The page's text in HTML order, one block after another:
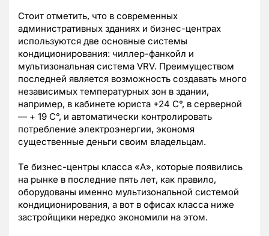
Стоит отметить, что в современных
административных зданиях и бизнес-центрах
используются две основные системы
кондиционирования: чиллер-фанкойл и
мультизональная система VRV. Преимуществом
последней является возможность создавать много
независимых температурных зон в здании,
например, в кабинете юриста +24 С°, в серверной
— + 19 С°, и автоматически контролировать
потребление электроэнергии, экономя
существенные деньги своим владельцам.
Те бизнес-центры класса «А», которые появились
на рынке в последние пять лет, как правило,
оборудованы именно мультизональной системой
кондиционирования, а вот в офисах класса ниже
застройщики нередко экономили на этом.